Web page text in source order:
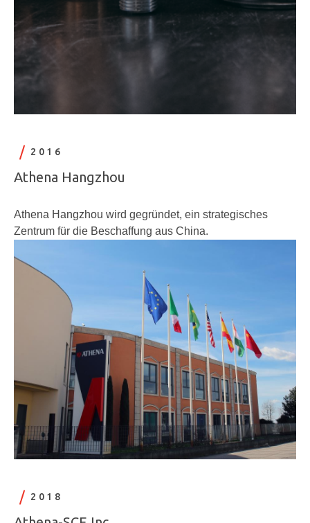
2016
Athena Hangzhou
Athena Hangzhou wird gegründet, ein strategisches
Zentrum für die Beschaffung aus China.
2018